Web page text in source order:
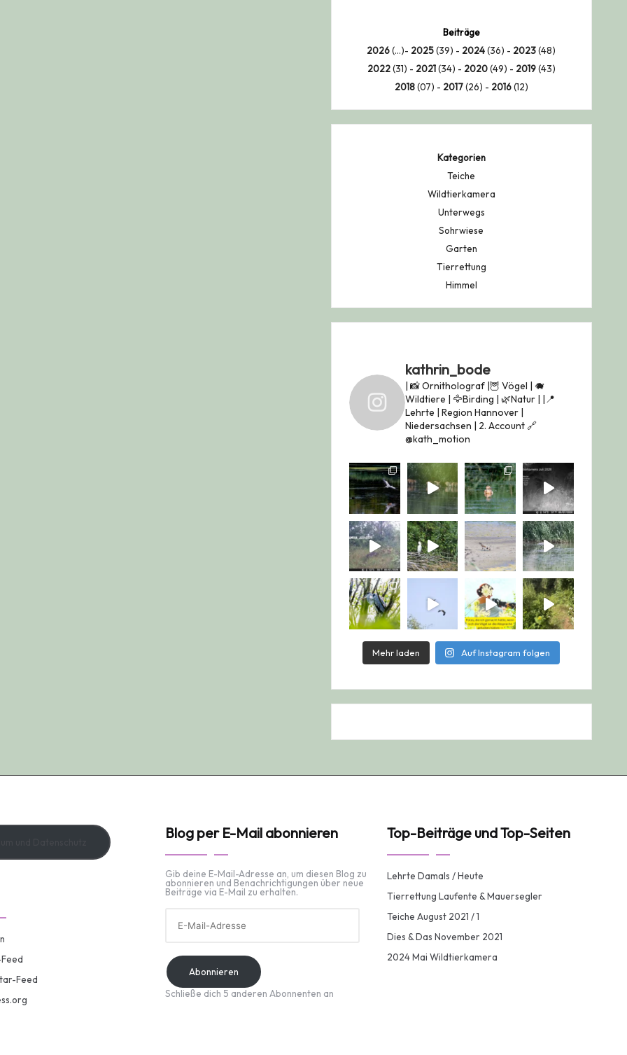
Beiträge
2026 (...)- 2025(39) - 2024(36) - 2023 (48)
2022(31) - 2021(34) - 2020(49) - 2019(43)
2018(07) - 2017(26) - 2016(12)
Kategorien
Teiche
Wildtierkamera
Unterwegs
Sohrwiese
Garten
Tierrettung
Himmel
kathrin_bode
| 📸 Ornitholograf |🦉 Vögel | 🐗
Wildtiere | 🦅Birding | 🌿Natur | |📍
Lehrte | Region Hannover |
Niedersachsen | 2. Account 🔗
@kath_motion
Mehr laden Auf Instagram folgen
Feed
Blog per E-Mail abonnieren
Gib deine E-Mail-Adresse an, um diesen Blog zu
abonnieren und Benachrichtigungen über neue
Beiträge via E-Mail zu erhalten.
Mail-
Adresse
Abonnieren
Schließe dich 5 anderen Abonnenten an
Top-Beiträge und Top-Seiten
Lehrte Damals / Heute
Tierrettung Laufente & Mauersegler
Teiche August 2021 / 1
Dies & Das November 2021
2024 Mai Wildtierkamera